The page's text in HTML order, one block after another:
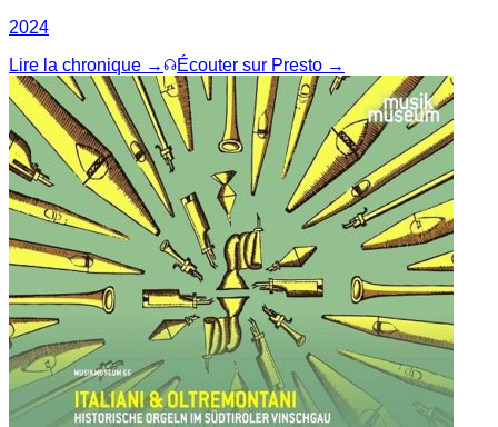
2024
Lire la chronique →
Écouter sur Presto →